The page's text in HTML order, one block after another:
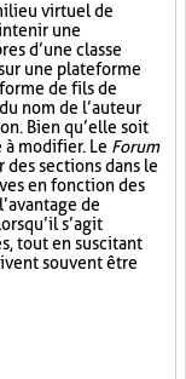
virtuel de
une
d’une classe
une plateforme
de fils de
nom de l’auteur
Bien qu’elle soit
modifier. Le Forum
sections dans le
en fonction des
de
s’agit
tout en suscitant
souvent être